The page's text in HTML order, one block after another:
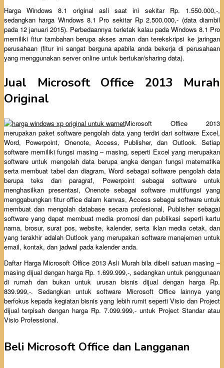
Harga Windows 8.1 original asli saat ini sekitar Rp. 1.550.000,-,
sedangkan harga Windows 8.1 Pro sekitar Rp 2.500.000,- (data diambil
pada 12 januari 2015). Perbedaannya terletak kalau pada Windows 8.1 Pro
memiliki fitur tambahan berupa akses aman dan terekskripsi ke jaringan
perusahaan (fitur ini sangat berguna apabila anda bekerja di perusahaan
yang menggunakan server online untuk bertukar/sharing data).
Jual Microsoft Office 2013 Murah
Original
Microsoft Office 2013
merupakan paket software pengolah data yang terdiri dari software Excel,
Word, Powerpoint, Onenote, Access, Publisher, dan Outlook. Setiap
software memiliki fungsi masing – masing, seperti Excel yang merupakan
software untuk mengolah data berupa angka dengan fungsi matematika
serta membuat tabel dan diagram, Word sebagai software pengolah data
berupa teks dan paragraf, Powerpoint sebagai software untuk
menghasilkan presentasi, Onenote sebagai software multifungsi yang
menggabungkan fitur office dalam kanvas, Access sebagai software untuk
membuat dan mengolah database secara profesional, Publisher sebagai
software yang dapat membuat media promosi dan publikasi seperti kartu
nama, brosur, surat pos, website, kalender, serta iklan media cetak, dan
yang terakhir adalah Outlook yang merupakan software manajemen untuk
email, kontak, dan jadwal pada kalender anda.
Daftar Harga Microsoft Office 2013 Asli Murah bila dibeli satuan masing –
masing dijual dengan harga Rp. 1.699.999,-, sedangkan untuk penggunaan
di rumah dan bukan untuk urusan bisnis dijual dengan harga Rp.
839.999,-. Sedangkan untuk software Microsoft Office lainnya yang
berfokus kepada kegiatan bisnis yang lebih rumit seperti Visio dan Project
dijual terpisah dengan harga Rp. 7.099.999,- untuk Project Standar atau
Visio Professional.
Beli Microsoft Office dan Langganan